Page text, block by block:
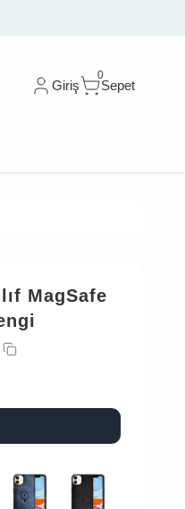
Giriş
0
Sepet
MagSafe